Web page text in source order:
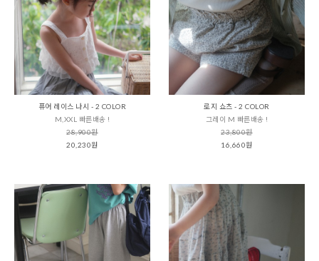
퓨어 레이스 나시 - 2 COLOR
M,XXL 빠른배송 !
28,900원
20,230원
로지 쇼츠 - 2 COLOR
그레이 M 빠른배송 !
23,800원
16,660원